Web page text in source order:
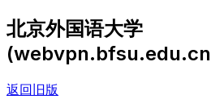
北京外国语大学
(webvpn.bfsu.edu.cn
返回旧版